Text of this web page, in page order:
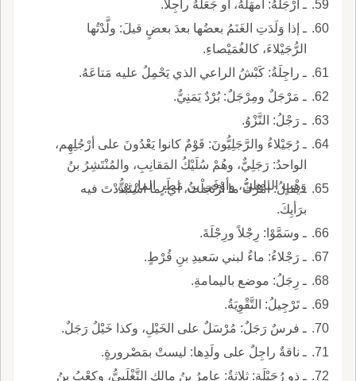
ـ أرْجَلَهُ: أمهَلَهُ، أو جَعَلَهُ راجِلاً.
ـ إذا وَلَدَتِ الغَنَمُ بعضُها بعدَ بعضٍ قيلَ: ولَّدْتُها
الرُّجَيْلاءَ، كالغُمَيْصاءِ.
ـ راجِلَةُ: كَبْشُ الراعي الذي يَحْمِلُ عليه مَتاعَهُ.
ـ مَرْجَلٌ ومِرْجَلٌ: بُرْدٌ يَمَنِيٌّ.
ـ رَجْلُ: النَّزْوُ.
ـ رُجَيْلاءُ والرَّجَلِيُّونَ: قَوْمٌ كانوا يَعْدُونَ على أرْجُلِهِم،
الواحدُ: رَجَلِيٌّ، وهُمْ سُلَيْكُ المَقانِبِ، والمُنْتَشِرُ بنُ
وَهْبٍ الباهِليُّ، وأوْفَى بنُ مَطَرٍ المازِنِيُّ.
ـ يقالُ: أمْرُكَ ما ارْتَجَلْتَ، أي: ما اسْتَبْدَدْتَ فيه
برَأيِكَ.
ـ وسَمَّوْا: رِجْلاً ورِجْلَةَ.
ـ رَجْلاءُ: ماءٌ لبني سَعيدِ بنِ قُرْطٍ.
ـ رِجَلُ: موضع باليمامةِ.
ـ تَرْجِيلُ: التَّقْوِيَةُ.
ـ فرسٌ رَجَلٌ: مُرْسَلٌ على الخَيْلِ، وكذا خَيْلٌ رَجَلٌ.
ـ ناقةٌ راجِلٌ على ولَدِها: ليستْ بمَصْرورةٍ.
ـ ذو رُجَيْلَةِ: ثلاثةٌ: عامِرُ بنُ مالِكٍ التَّغْلَبِيُّ، وكعْبُ بنُ